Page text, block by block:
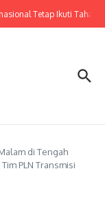
Tetap Ikuti Tahapan
di Tengah
PLN Transmisi